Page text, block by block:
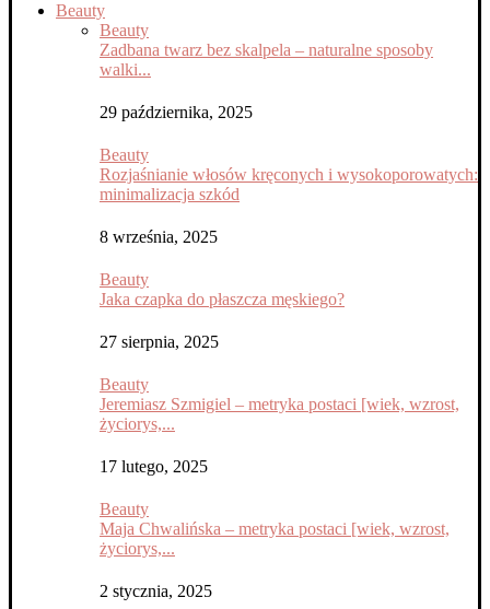
Beauty
Beauty
Zadbana twarz bez skalpela – naturalne sposoby
walki...
29 października, 2025
Beauty
Rozjaśnianie włosów kręconych i wysokoporowatych:
minimalizacja szkód
8 września, 2025
Beauty
Jaka czapka do płaszcza męskiego?
27 sierpnia, 2025
Beauty
Jeremiasz Szmigiel – metryka postaci [wiek, wzrost,
życiorys,...
17 lutego, 2025
Beauty
Maja Chwalińska – metryka postaci [wiek, wzrost,
życiorys,...
2 stycznia, 2025